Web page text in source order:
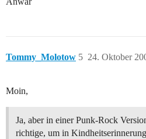
Tommy_Molotow 24. Oktober
5
Moin,
Ja, aber in einer Punk-Rock
richtige, um in